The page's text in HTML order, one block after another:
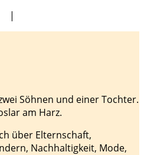
|
Söhnen und einer Tochter.
am Harz.
über Elternschaft,
Nachhaltigkeit, Mode,